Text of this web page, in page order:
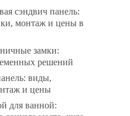
сэндвич панель:
монтаж и цены в
замки:
решений
виды,
и цены
для ванной: